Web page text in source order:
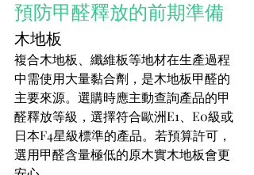
預防甲醛釋放的前期準備
木地板
複合木地板、纖維板等地材在生產過程
中需使用大量黏合劑，是木地板甲醛的
主要來源。選購時應主動查詢產品的甲
醛釋放等級，選擇符合歐洲E1、E0級或
日本F4星級標準的產品。若預算許可，
選用甲醛含量極低的原木實木地板會更